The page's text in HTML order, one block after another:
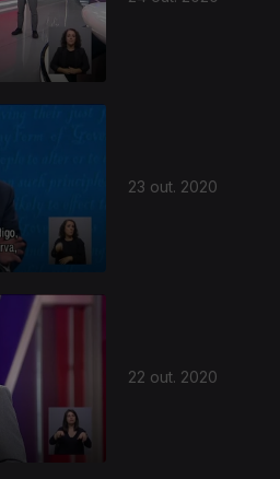
23 out. 2020
22 out. 2020